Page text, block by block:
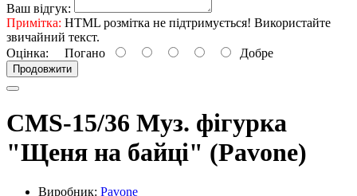
Ваш відгук:
Примітка: HTML розмітка не підтримується! Використайте
звичайний текст.
Оцінка: Погано Добре
Продовжити
CMS-15/36 Муз. фігурка
"Щеня на байці" (Pavone)
Виробник: Pavone